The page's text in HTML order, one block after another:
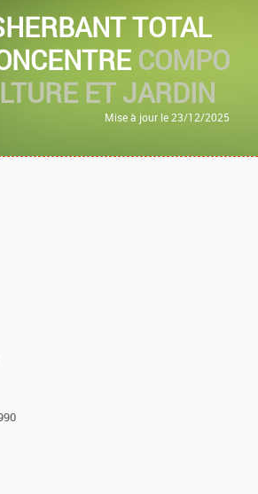
TOTAL
COMPO
ET JARDIN
Mise à jour le 23/12/2025